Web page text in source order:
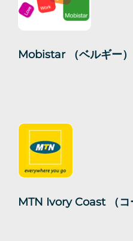
Mobistar （ベルギー）
MTN Ivory Coast （コ